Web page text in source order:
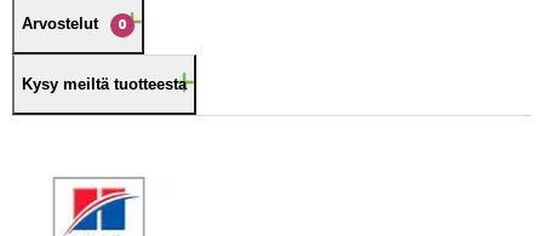
Arvostelut 0
Kysy meiltä tuotteesta